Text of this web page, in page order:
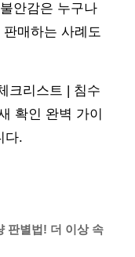
안감은 누구나
매하는 사례도
크리스트 | 침수
확인 완벽 가이
다.
판별법! 더 이상 속